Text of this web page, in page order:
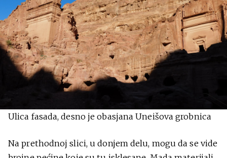
Ulica fasada, desno je obasjana Uneišova grobnica
Na prethodnoj slici, u donjem delu, mogu da se vide